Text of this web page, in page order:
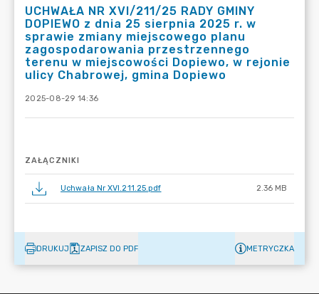
UCHWAŁA NR XVI/211/25 RADY GMINY
DOPIEWO z dnia 25 sierpnia 2025 r. w
sprawie zmiany miejscowego planu
zagospodarowania przestrzennego
terenu w miejscowości Dopiewo, w rejonie
ulicy Chabrowej, gmina Dopiewo
2025-08-29 14:36
ZAŁĄCZNIKI
Uchwała Nr XVI.211.25.pdf 2.36 MB
DRUKUJ ZAPISZ DO PDF METRYCZKA